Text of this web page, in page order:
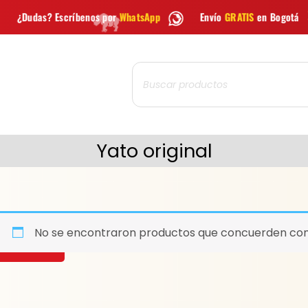
porWhatsApp EnvíoGRATISen Bogotá Envío
Búsqueda
de
productos
Yato original
No se encontraron productos que concuerden